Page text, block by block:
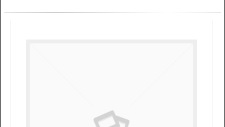
し
で